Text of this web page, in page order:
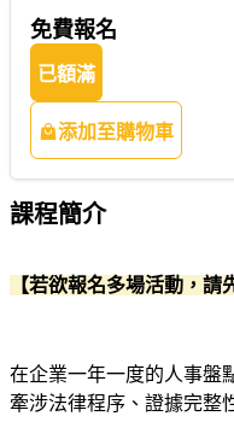
免費報名
已額滿
添加至購物車
課程簡介
【若欲報名多場活動，請
在企業一年一度的人事盤
牽涉法律程序、證據完整